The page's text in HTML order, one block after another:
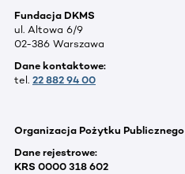
Fundacja DKMS
ul. Altowa 6/9
02-386 Warszawa
Dane kontaktowe:
tel. 22 882 94 00
Organizacja Pożytku Publicznego
Dane rejestrowe:
KRS 0000 318 602